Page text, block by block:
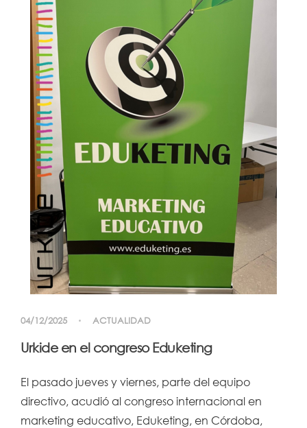
04/12/2025 ACTUALIDAD
Urkide en el congreso Eduketing
El pasado jueves y viernes, parte del equipo
directivo, acudió al congreso internacional en
marketing educativo, Eduketing, en Córdoba,